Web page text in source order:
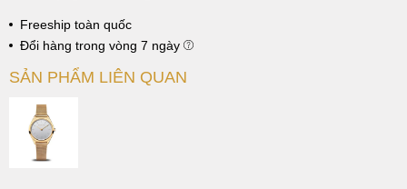
Freeship toàn quốc
Đổi hàng trong vòng 7 ngày
SẢN PHẨM LIÊN QUAN